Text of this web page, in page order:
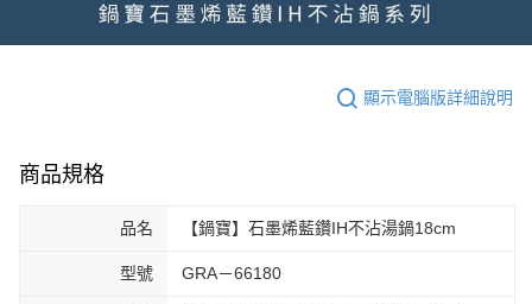
顯示電腦版詳細說明
商品規格
品名 【鍋寶】石墨烯藍鑽IH不沾湯鍋18cm
型號 GRA－66180